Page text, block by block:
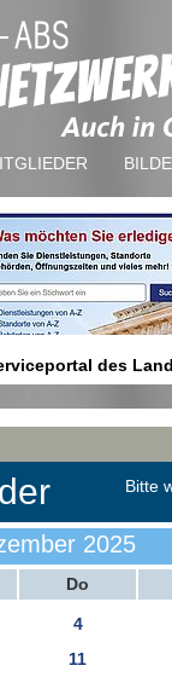
des
Berlin
bei Ämtern usw.
Bitte
2025
Do
4
11